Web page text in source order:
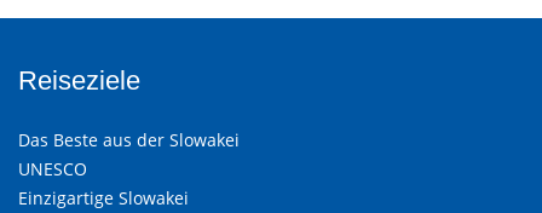
Reiseziele
Das Beste aus der Slowakei
UNESCO
Einzigartige Slowakei